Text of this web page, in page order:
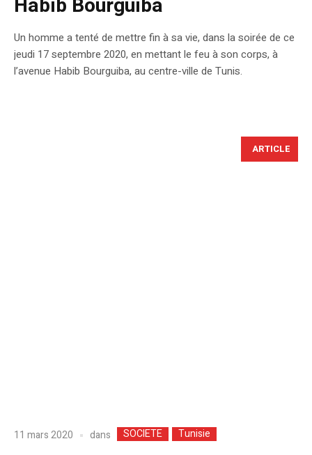
Habib Bourguiba
Un homme a tenté de mettre fin à sa vie, dans la soirée de ce
jeudi 17 septembre 2020, en mettant le feu à son corps, à
l’avenue Habib Bourguiba, au centre-ville de Tunis.
ARTICLE
11 mars 2020 dans SOCIETE Tunisie